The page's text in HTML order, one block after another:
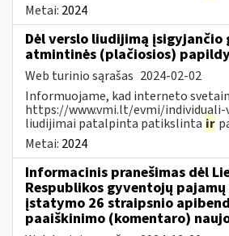
Metai: 2024
Dėl verslo liudijimą įsigyjančio
atmintinės (plačiosios)
Web turinio sąrašas 2024-02-02
Informuojame, kad interneto
https://www.vmi.lt/evmi/individuali-
liudijimai patalpinta patikslinta ir
Metai: 2024
Informacinis pranešimas dėl
Respublikos gyventojų pajamų
įstatymo 26 straipsnio
paaiškinimo (komentaro)